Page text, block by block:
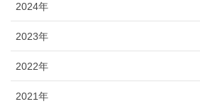
2024年
2023年
2022年
2021年